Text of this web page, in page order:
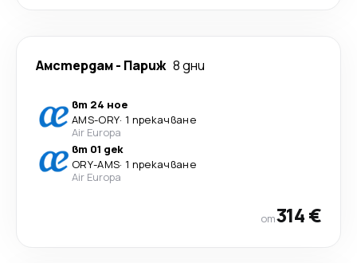
Амстердам- Париж 8 дни
вт 24 ное
AMS-ORY· 1 прекачване
Air Europa
вт 01 дек
ORY-AMS· 1 прекачване
Air Europa
от314 €